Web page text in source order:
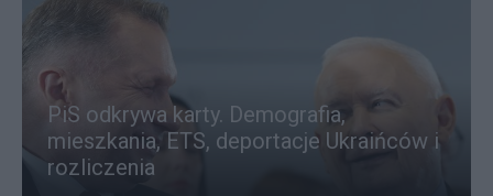
PiS odkrywa karty. Demografia,
mieszkania, ETS, deportacje Ukraińców i
rozliczenia